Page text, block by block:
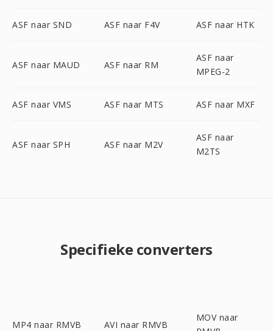
ASF naar SND ASF naar F4V ASF naar HTK
ASF naar MAUD ASF naar RM
ASF naar
MPEG-2
ASF naar VMS ASF naar MTS ASF naar MXF
ASF naar SPH ASF naar M2V
ASF naar
M2TS
Specifieke converters
MP4 naar RMVB AVI naar RMVB
MOV naar